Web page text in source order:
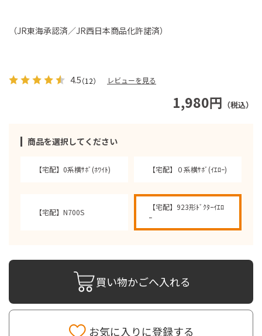
1,980円 （税込）
商品を選択してください
【宅配】0系横ｻﾎﾞ(ﾎﾜｲﾄ) 【宅配】０系横ｻﾎﾞ(ｲｴﾛｰ)
【宅配】N700S
【宅配】923形ﾄﾞｸﾀｰｲｴﾛ
ｰ
（JR東海承認済／JR西日本商品化許諾済）
4.5（12） レビューを見る
買い物かごへ入れる
お気に入りに登録する